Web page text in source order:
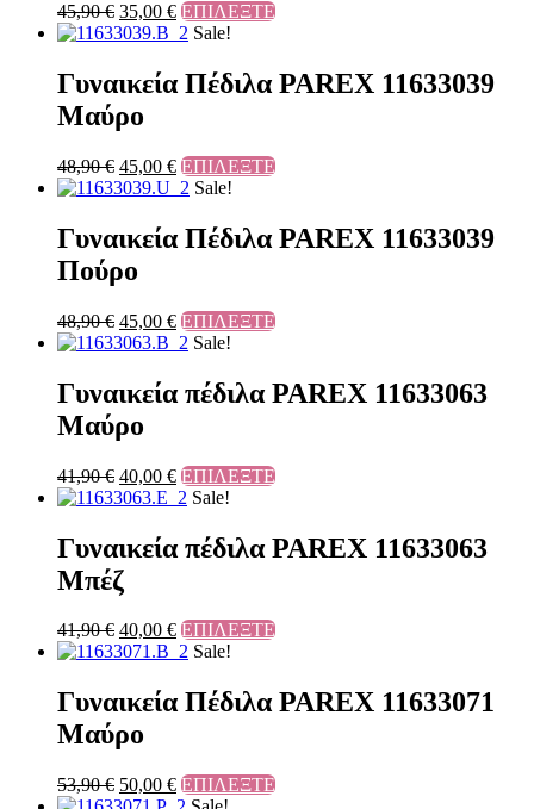
45,90€ 35,00 € ΕΠΙΛΕΞΤΕ
Sale!
Γυναικεία Πέδιλα PAREX 11633039
Μαύρο
48,90€ 45,00 € ΕΠΙΛΕΞΤΕ
Sale!
Γυναικεία Πέδιλα PAREX 11633039
Πούρο
48,90€ 45,00 € ΕΠΙΛΕΞΤΕ
Sale!
Γυναικεία πέδιλα PAREX 11633063
Μαύρο
41,90€ 40,00 € ΕΠΙΛΕΞΤΕ
Sale!
Γυναικεία πέδιλα PAREX 11633063
Μπέζ
41,90€ 40,00 € ΕΠΙΛΕΞΤΕ
Sale!
Γυναικεία Πέδιλα PAREX 11633071
Μαύρο
53,90€ 50,00 € ΕΠΙΛΕΞΤΕ